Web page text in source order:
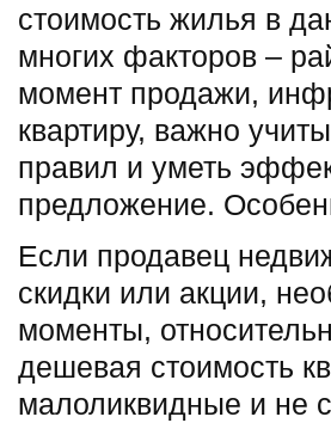
стоимость жилья в
многих факторов –
момент продажи,
квартиру, важно
правил и уметь
предложение.
Если продавец
скидки или акции,
моменты,
дешевая стоимость
малоликвидные и не